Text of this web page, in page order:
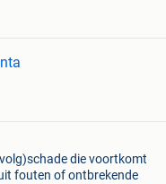
die voortkomt
fouten of ontbrekende